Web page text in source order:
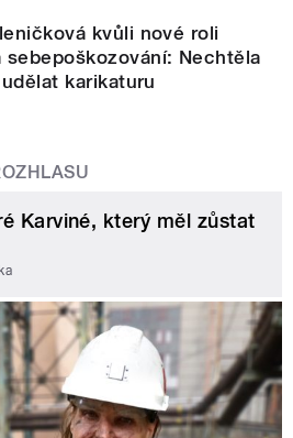
kvůli nové roli
sebepoškozování: Nechtěla
karikaturu
Karviné, který měl zůstat